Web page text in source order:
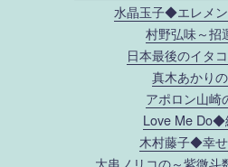
水晶玉子◆エレメ
村野弘味～招
日本最後のイタ
真木あかり
アポロン山崎
Love Me Do◆
木村藤子◆幸
大串ノリコの～紫微斗